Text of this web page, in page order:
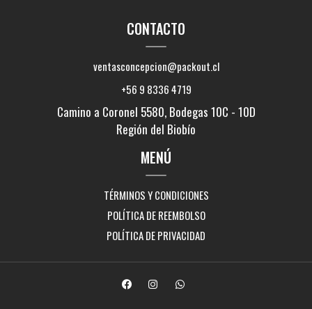
CONTACTO
ventasconcepcion@packout.cl
+56 9 8336 4719
Camino a Coronel 5580, Bodegas 10C - 10D
Región del Biobío
MENÚ
TÉRMINOS Y CONDICIONES
POLÍTICA DE REEMBOLSO
POLÍTICA DE PRIVACIDAD